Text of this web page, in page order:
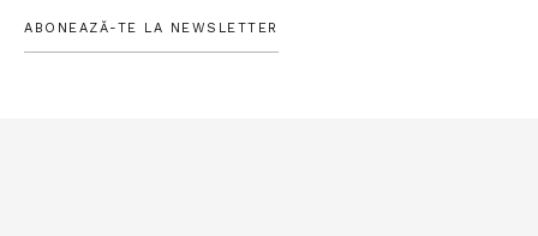
ABONEAZĂ-TE LA NEWSLETTER